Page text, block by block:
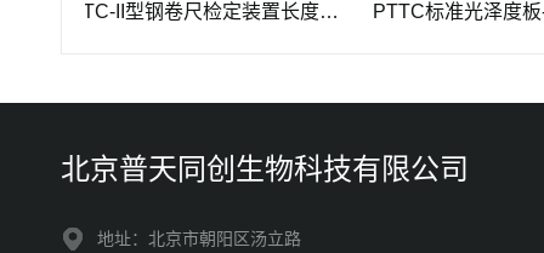
PTTC-II型钢卷尺检定装置长度计量仪器 PTTC标准光泽度板-光学
北京普天同创生物科技有限公司
地址：北京市朝阳区汤立路